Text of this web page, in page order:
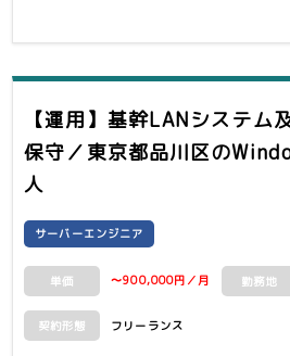
間の調整を致しま
な障害発生時を除
をおこなうため
ます。
重大な障害発生頻
ョブの作成・テス
作成・テストを実
・ジョブ×15
・マニュアル×40
Operation
【運用】基幹LANシステム
保守／東京都品川区の
人
サーバーエンジニア
単価 〜900,000円／月 勤務地
契約形態 フリーランス